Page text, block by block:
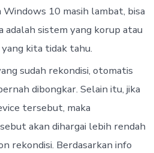
10 masih lambat, bisa
adalah sistem yang korup atau
kita tidak tahu.
sudah rekondisi, otomatis
dibongkar. Selain itu, jika
tersebut, maka
akan dihargai lebih rendah
rekondisi. Berdasarkan info